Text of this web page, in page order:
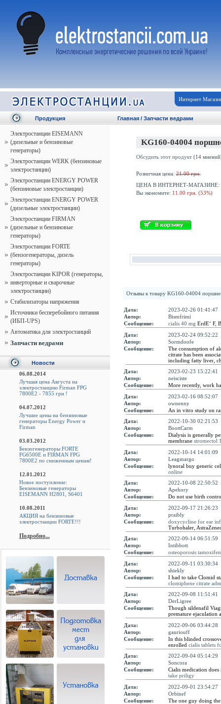
Интернет
Продукция
Электростанции EISEMANN
(дизельные и бензиновые
генераторы)
Электростанции WERK (бензиновые
электростанции)
Электростанции ENERGY POWER
(бензиновые электростанции)
Электростанции ENERGY POWER
(дизельные электростанции)
Электростанции FIRMAN
(дизельные и бензиновые
генераторы)
Электростанции FORTE
(бензогенераторы, дизель
генераторы)
Электростанции KIPOR (генераторы,
инверторные и сварочные
электростанции)
Стабилизаторы напряжения
Источники бесперебойного питания
(ИБП-UPS)
Автоматика для электростанций
Запчасти ведрами
Новости
06.08.2014
Лучшая цена Августа на
электростанцию Firman FPG
7800E2 - 7855 грн !
04.07.2012
Лучшие цены на бензиновые
генераторы Energy Power и
Firman
03.03.2012
Бензогенераторы FORTE
FG6500E и FIRMAN FPG
7800E2 по сниженным ценам!
12.01.2012
Новое поступление:
Бензиновые генераторы
EISEMANN H2801, S6401
10.08.2011
АКЦИЯ на бензиновые
электростанции FORTE!!!
Подробно...
Главная / Запчасти ведрами
KG160-04004
Обсудить этот продукт(14
Розничная цена:21.00 грн.
ЦЕНА В ИНТЕРНЕТ-МАГАЗИНЕ:
Вы экономите: 11.00 грн. (53%)
Отзывы к товару KG160-04004
Дата:
2023-02-26 01:41:47
Автор:
Bismfrimi
Сообщение:
cialis 40 mg ErdЕ‘ F,
Дата:
2023-02-24 09:52:22
Автор:
Sormdoofe
Сообщение:
The consumption of
citrate has been
including fatty liver,
Дата:
2023-02-23 15:22:41
Автор:
neisciste
Сообщение:
More recently, work
Дата:
2023-02-16 08:52:07
Автор:
ownenny
Сообщение:
An in vitro study on
Дата:
2022-10-30 02:21:53
Автор:
BoottCarm
Сообщение:
Dialysis is generally
membrane stromectol
Дата:
2022-10-14 14:01:09
Автор:
Leagmargo
Сообщение:
lynoral buy generic
online
Дата:
2022-10-08 22:50:52
Автор:
Apehory
Сообщение:
Do not use birth
Дата:
2022-09-17 21:26:23
Автор:
praibly
Сообщение:
doxycycline for ear
Turbohaler,
Дата:
2022-09-14 06:51:59
Автор:
Intibbott
Сообщение:
osteoporosis tamoxifen
Дата:
2022-09-11 03:30:34
Автор:
shiekly
Сообщение:
I had to take Clomid
clomiphene citrate
Дата:
2022-09-08 11:51:41
Автор:
DerLigree
Сообщение:
Though sildenafil
premature ejaculation
Дата:
2022-09-06 03:44:28
Автор:
gauriouff
Сообщение:
In this blinded
enrolled cialis tablets
Дата:
2022-09-04 05:14:29
Автор:
Soncora
Сообщение:
Cialis medication
take priligy
Дата:
2022-09-01 23:54:27
Автор:
Orbinef
Сообщение:
The one guy doing